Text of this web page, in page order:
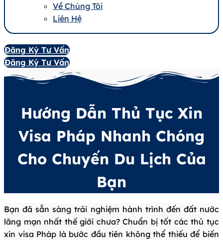
Về Chúng Tôi
Liên Hệ
Đăng Ký Tư Vấn
Đăng Ký Tư Vấn
Hướng Dẫn Thủ Tục Xin
Visa Pháp Nhanh Chóng
Cho Chuyến Du Lịch Của
Bạn
Bạn đã sẵn sàng trải nghiệm hành trình đến đất nước
lãng mạn nhất thế giới chưa? Chuẩn bị tốt các thủ tục
xin visa Pháp là bước đầu tiên không thể thiếu để biến